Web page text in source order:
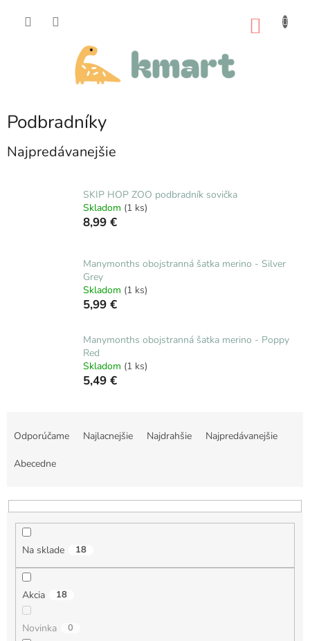
Podbradníky
Najpredávanejšie
SKIP HOP ZOO podbradník sovička
Skladom (1 ks)
8,99 €
Manymonths obojstranná šatka merino - Silver
Grey
Skladom (1 ks)
5,99 €
Manymonths obojstranná šatka merino - Poppy
Red
Skladom (1 ks)
5,49 €
i
e
Odporúčame Najlacnejšie Najdrahšie Najpredávanejšie
Abecedne
Na sklade 18
Akcia 18
Novinka 0